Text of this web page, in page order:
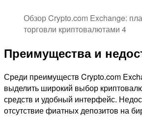
Обзор Crypto.com Exchange:
торговли криптовалютами 4
Преимущества и
Среди преимуществ Crypto.com
выделить широкий выбор
средств и удобный интерфейс.
отсутствие фиатных депозитов на